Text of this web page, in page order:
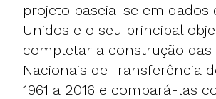
projeto baseia-se em dados
Unidos e o seu principal
completar a construção das
Nacionais de Transferência
1961 a 2016 e compará-las